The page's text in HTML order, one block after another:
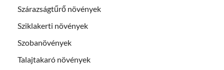
Szárazságtűrő növények
Sziklakerti növények
Szobanövények
Talajtakaró növények